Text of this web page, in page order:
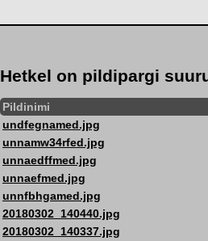
Hetkel on pildipargi
Pildinimi
undfegnamed.jpg
unnamw34rfed.jpg
unnaedffmed.jpg
unnaefmed.jpg
unnfbhgamed.jpg
20180302_140440.jpg
20180302_140337.jpg